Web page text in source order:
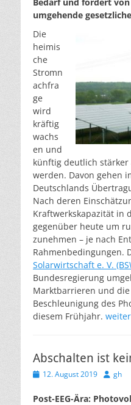
umgehende
Die
heimis
che
Stromn
achfra
ge
wird
kräftig
wachs
en und
künftig deutlich stärker
werden. Davon gehen
Deutschlands
Nach deren
Kraftwerkskapazität in
gegenüber heute um
zunehmen – je nach
Rahmenbedingungen.
Solarwirtschaft e. V.
Bundesregierung
Marktbarrieren und die
Beschleunigung des
diesem Frühjahr.
Abschalten ist
Veröffentlicht
12. August 2019 Autor
gh
Post-EEG-Ära: